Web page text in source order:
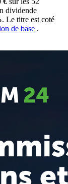
dividende
. Le titre est coté
de base .